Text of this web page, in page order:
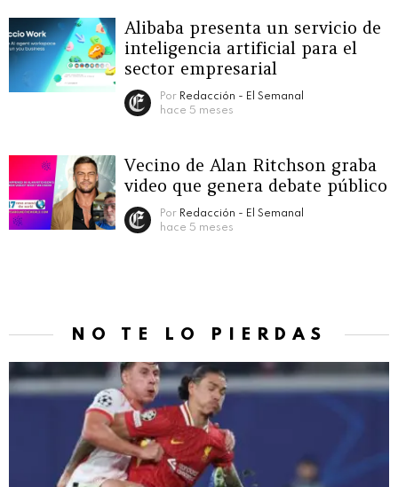
Alibaba presenta un servicio de
inteligencia artificial para el
sector empresarial
Por Redacción - El Semanal
hace 5 meses
Vecino de Alan Ritchson graba
video que genera debate público
Por Redacción - El Semanal
hace 5 meses
NO TE LO PIERDAS